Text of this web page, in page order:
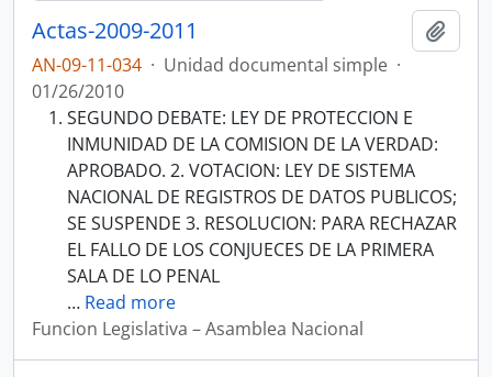
Actas-2009-2011
AN-09-11-034 · Unidad documental simple ·
01/26/2010
SEGUNDO DEBATE: LEY DE PROTECCION E
INMUNIDAD DE LA COMISION DE LA VERDAD:
APROBADO. 2. VOTACION: LEY DE SISTEMA
NACIONAL DE REGISTROS DE DATOS PUBLICOS;
SE SUSPENDE 3. RESOLUCION: PARA RECHAZAR
EL FALLO DE LOS CONJUECES DE LA PRIMERA
SALA DE LO PENAL
… Read more
Funcion Legislativa – Asamblea Nacional